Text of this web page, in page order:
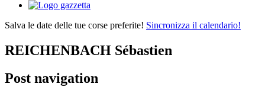
Salva le date delle tue corse preferite! Sincronizza il calendario!
REICHENBACH Sébastien
Post navigation